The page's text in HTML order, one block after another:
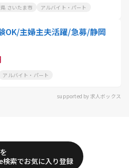
さいたま市 アルバイト・パート
OK/主婦主夫活躍/急募/静岡
アルバイト・パート
supported by 求人ボックス
索でお気に入り登録